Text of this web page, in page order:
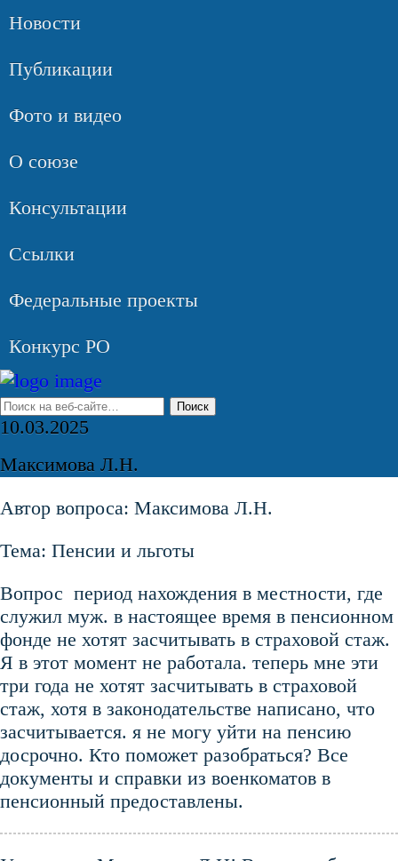
Новости
Публикации
Фото и видео
О союзе
Консультации
Ссылки
Федеральные проекты
Конкурс РО
10.03.2025
Максимова Л.Н.
Автор вопроса: Максимова Л.Н.
Тема: Пенсии и льготы
Вопрос период нахождения в местности, где
служил муж. в настоящее время в пенсионном
фонде не хотят засчитывать в страховой стаж.
Я в этот момент не работала. теперь мне эти
три года не хотят засчитывать в страховой
стаж, хотя в законодательстве написано, что
засчитывается. я не могу уйти на пенсию
досрочно. Кто поможет разобраться? Все
документы и справки из военкоматов в
пенсионный предоставлены.